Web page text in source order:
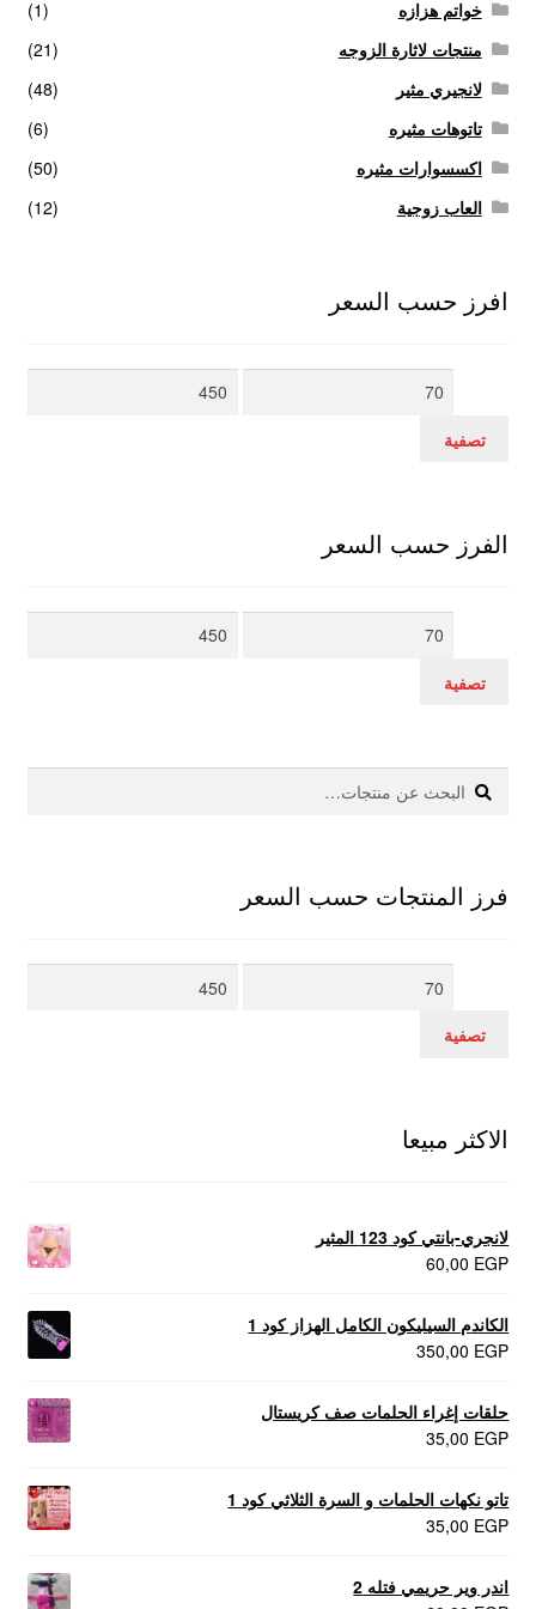
خواتم هزازه
(1)
منتجات لاثارة الزوجه
(21)
لانجيري مثير
(48)
تاتوهات مثيره
(6)
اكسسوارات مثيره
(50)
العاب زوجية
(12)
افرز حسب السعر
أدنى
أعلى
تصفية
الفرز حسب السعر
أدنى
أعلى
تصفية
البحث
عن:
بحث
فرز المنتجات حسب السعر
أدنى
أعلى
تصفية
الاكثر مبيعا
لانجري-بانتي كود 123 المثير
60,00 EGP
الكاندم السيليكون الكامل الهزاز كود 1
350,00 EGP
حلقات إغراء الحلمات صف كريستال
35,00 EGP
تاتو نكهات الحلمات و السرة الثلاثي كود 1
35,00 EGP
اندر وير حريمي فتله 2